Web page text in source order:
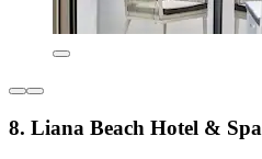
8. Liana Beach Hotel & Spa